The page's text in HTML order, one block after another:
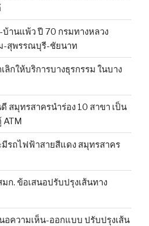
านแพ้ว ปี 70 กรมทางหลวง
-สุพรรณบุรี-ชัยนาท
กให้บริการบางธุรกรรม ในบาง
สมุทรสาครนำร่อง 10 สาขา เป็น
รถไฟฟ้าสายสีแดง สมุทรสาคร
ก. ข้อเสนอปรับปรุงเส้นทาง
อความเห็น-ออกแบบ ปรับปรุงเส้น